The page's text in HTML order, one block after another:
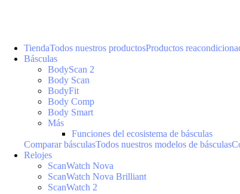
TiendaTodos nuestros productosProductos
Básculas
BodyScan 2
Body Scan
BodyFit
Body Comp
Body Smart
Más
Funciones del ecosistema de básculas
Comparar básculasTodos nuestros modelos de básculas
Relojes
ScanWatch Nova
ScanWatch Nova Brilliant
ScanWatch 2